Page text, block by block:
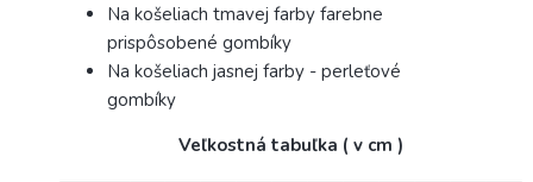
Na košeliach tmavej farby farebne
prispôsobené gombíky
Na košeliach jasnej farby - perleťové
gombíky
Veľkostná tabuľka ( v cm )